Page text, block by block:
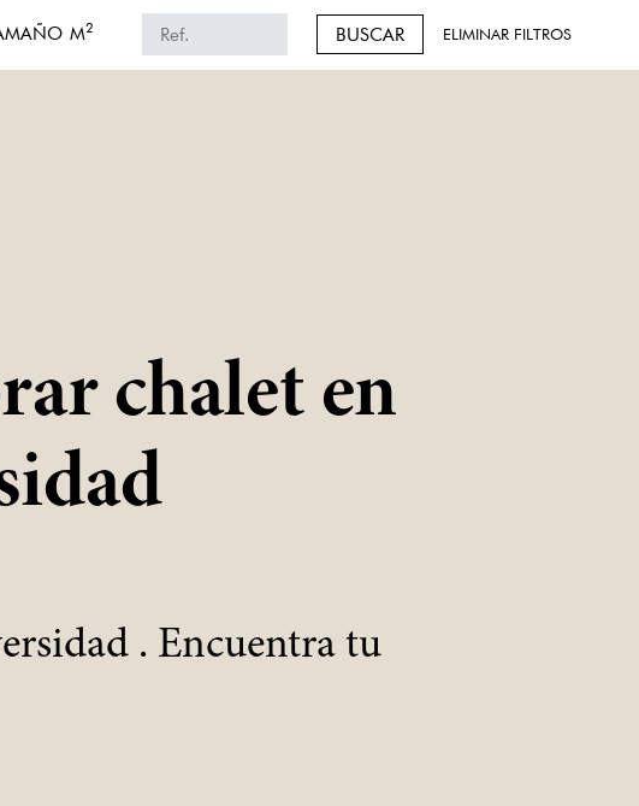
M2 BUSCAR ELIMINAR FILTROS
chalet en
. Encuentra tu